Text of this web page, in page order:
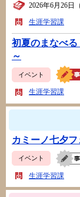
2026年6月26日
生涯学習課
初夏のまなべ
～
イベント
生涯学習課
カミーノ七夕
イベント
生涯学習課